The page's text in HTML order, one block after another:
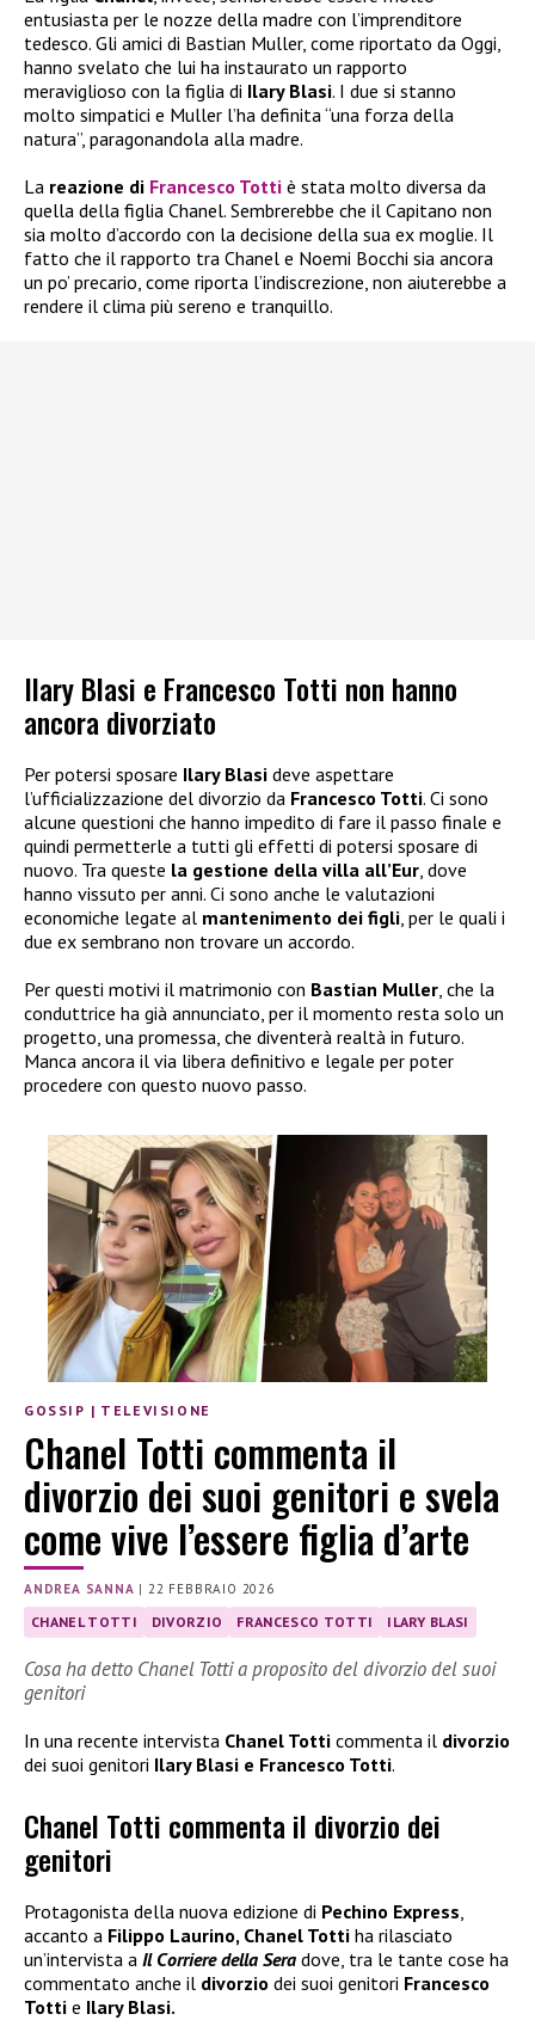
entusiasta per le nozze della madre con l’imprenditore
tedesco. Gli amici di Bastian Muller, come riportato da Oggi,
hanno svelato che lui ha instaurato un rapporto
meraviglioso con la figlia di Ilary Blasi. I due si stanno
molto simpatici e Muller l’ha definita “una forza della
natura”, paragonandola alla madre.
La reazione di Francesco Totti è stata molto diversa da
quella della figlia Chanel. Sembrerebbe che il Capitano non
sia molto d’accordo con la decisione della sua ex moglie. Il
fatto che il rapporto tra Chanel e Noemi Bocchi sia ancora
un po’ precario, come riporta l’indiscrezione, non aiuterebbe a
rendere il clima più sereno e tranquillo.
Ilary Blasi e Francesco Totti non hanno
ancora divorziato
Per potersi sposare Ilary Blasi deve aspettare
l’ufficializzazione del divorzio da Francesco Totti. Ci sono
alcune questioni che hanno impedito di fare il passo finale e
quindi permetterle a tutti gli effetti di potersi sposare di
nuovo. Tra queste la gestione della villa all’Eur, dove
hanno vissuto per anni. Ci sono anche le valutazioni
economiche legate al mantenimento dei figli, per le quali i
due ex sembrano non trovare un accordo.
Per questi motivi il matrimonio con Bastian Muller, che la
conduttrice ha già annunciato, per il momento resta solo un
progetto, una promessa, che diventerà realtà in futuro.
Manca ancora il via libera definitivo e legale per poter
procedere con questo nuovo passo.
GOSSIP | TELEVISIONE
Chanel Totti commenta il
divorzio dei suoi genitori e svela
come vive l’essere figlia d’arte
ANDREA SANNA | 22 FEBBRAIO 2026
CHANEL TOTTI DIVORZIO FRANCESCO TOTTI ILARY BLASI
Cosa ha detto Chanel Totti a proposito del divorzio del suoi
genitori
In una recente intervista Chanel Totti commenta il divorzio
dei suoi genitori Ilary Blasi e Francesco Totti.
Chanel Totti commenta il divorzio dei
genitori
Protagonista della nuova edizione di Pechino Express
accanto a Filippo Laurino, Chanel Totti ha rilasciato
un’intervista a Il Corriere della Sera dove, tra le tante cose ha
commentato anche il divorzio dei suoi genitori Francesco
Totti e Ilary Blasi.